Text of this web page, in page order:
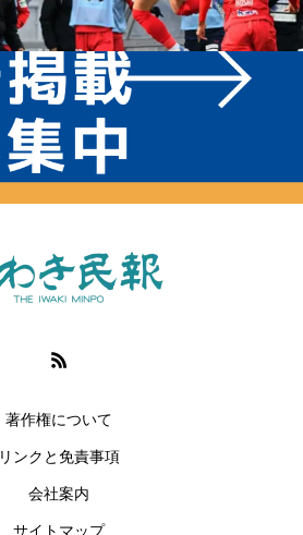
著作権について
リンクと免責事項
会社案内
サイトマップ